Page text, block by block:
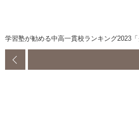
学習塾が勧める中高一貫校ランキング2023